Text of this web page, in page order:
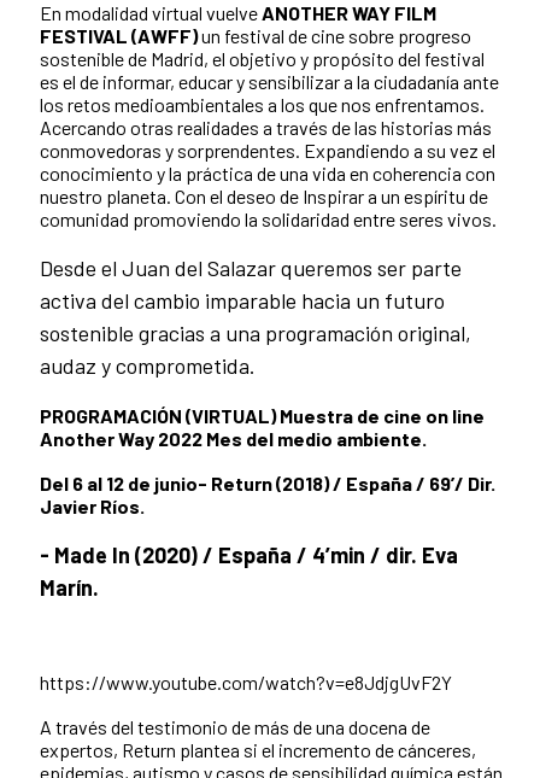
En modalidad virtual vuelveANOTHER WAY FILM
FESTIVAL (AWFF)un festival de cine sobre progreso
sostenible de Madrid, el objetivo y propósito del festival
es el de informar, educar y sensibilizar a la ciudadanía ante
los retos medioambientales a los que nos enfrentamos.
Acercando otras realidades a través de las historias más
conmovedoras y sorprendentes. Expandiendo a su vez el
conocimiento y la práctica de una vida en coherencia con
nuestro planeta. Con el deseo de Inspirar a un espíritu de
comunidad promoviendo la solidaridad entre seres vivos.
Desde el Juan del Salazar queremos ser parte
activa del cambio imparable hacia un futuro
sostenible gracias a una programación original,
audaz y comprometida.
PROGRAMACIÓN (VIRTUAL) Muestra de cine on line
Another Way 2022 Mes del medio ambiente.
Del 6 al 12 de junio- Return (2018) / España / 69’/ Dir.
Javier Ríos.
- Made In (2020) / España / 4’min / dir. Eva
Marín.
https://www.youtube.com/watch?v=e8JdjgUvF2Y
A través del testimonio de más de una docena de
expertos, Return plantea si el incremento de cánceres,
epidemias, autismo y casos de sensibilidad química están